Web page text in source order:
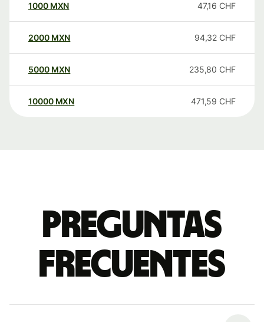
1000 MXN 47,16 CHF
2000 MXN 94,32 CHF
5000 MXN 235,80 CHF
10000 MXN 471,59 CHF
Preguntas
frecuentes